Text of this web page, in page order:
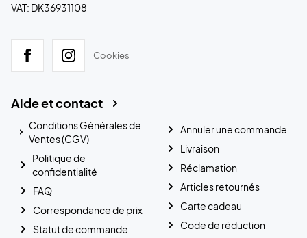
VAT: DK36931108
Cookies
Aide et contact
Conditions Générales de
Ventes (CGV)
Politique de
confidentialité
FAQ
Correspondance de prix
Statut de commande
Annuler une commande
Livraison
Réclamation
Articles retournés
Carte cadeau
Code de réduction